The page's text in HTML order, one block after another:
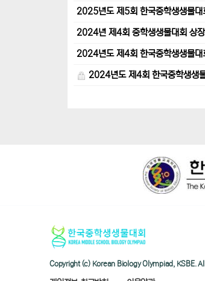
2025년도 제5회 한국중학생생물대
2024년 제4회 중학생생물대회 상
2024년도 제4회 한국중학생생물대
2024년도 제4회 한국중학생생
Copyright (c) Korean Biology Olympiad, KSBE.